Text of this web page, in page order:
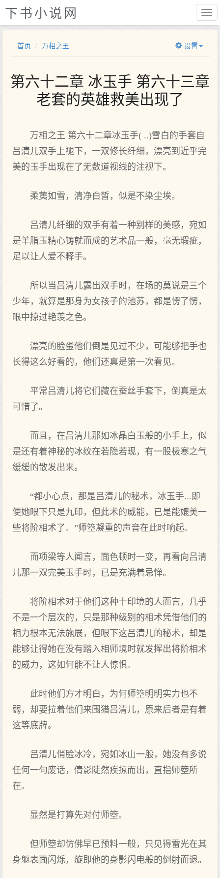
下书小说网
首页 万相之王 设置
第六十二章 冰玉手 第六十三章
老套的英雄救美出现了
万相之王 第六十二章冰玉手( ..)雪白的手套自
吕清儿双手上褪下，一双修长纤细，漂亮到近乎完
美的玉手出现在了无数道视线的注视下。
柔荑如雪，清净白皙，似是不染尘埃。
吕清儿纤细的双手有着一种别样的美感，宛如
是羊脂玉精心铸就而成的艺术品一般，毫无瑕疵，
足以让人爱不释手。
所以当吕清儿露出双手时，在场的莫说是三个
少年，就算是那身为女孩子的池苏，都是愣了愣，
眼中掠过艳羡之色。
漂亮的脸蛋他们倒是见过不少，可能够把手也
长得这么好看的，他们还真是第一次看见。
平常吕清儿将它们藏在蚕丝手套下，倒真是太
可惜了。
而且，在吕清儿那如冰晶白玉般的小手上，似
是还有着神秘的冰纹在若隐若现，有一股极寒之气
缓缓的散发出来。
“都小心点，那是吕清儿的秘术，冰玉手...即
便她眼下只是九印，但此术的威能，已是能媲美一
些将阶相术了。”师箜凝重的声音在此时响起。
而项梁等人闻言，面色顿时一变，再看向吕清
儿那一双完美玉手时，已是充满着忌惮。
将阶相术对于他们这种十印境的人而言，几乎
不是一个层次的，只是那种级别的相术凭借他们的
相力根本无法施展，但眼下这吕清儿的秘术，却是
能够让得她在没有踏入相师境时就发挥出将阶相术
的威力，这如何能不让人惊惧。
此时他们方才明白，为何师箜明明实力也不
弱，却要拉着他们来围猎吕清儿，原来后者是有着
这等底牌。
吕清儿俏脸冰冷，宛如冰山一般，她没有多说
任何一句废话，倩影陡然疾掠而出，直指师箜所
在。
显然是打算先对付师箜。
但师箜却仿佛早已预料一般，只见得雷光在其
身躯表面闪烁，旋即他的身影闪电般的倒射而退。